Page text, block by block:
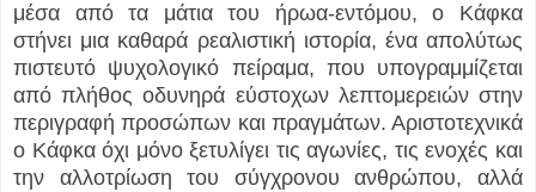
μέσα από τα μάτια του ήρωα-εντόμου, ο Κάφκα
στήνει μια καθαρά ρεαλιστική ιστορία, ένα απολύτως
πιστευτό ψυχολογικό πείραμα, που υπογραμμίζεται
από πλήθος οδυνηρά εύστοχων λεπτομερειών στην
περιγραφή προσώπων και πραγμάτων. Αριστοτεχνικά
ο Κάφκα όχι μόνο ξετυλίγει τις αγωνίες, τις ενοχές και
την αλλοτρίωση του σύγχρονου ανθρώπου, αλλά